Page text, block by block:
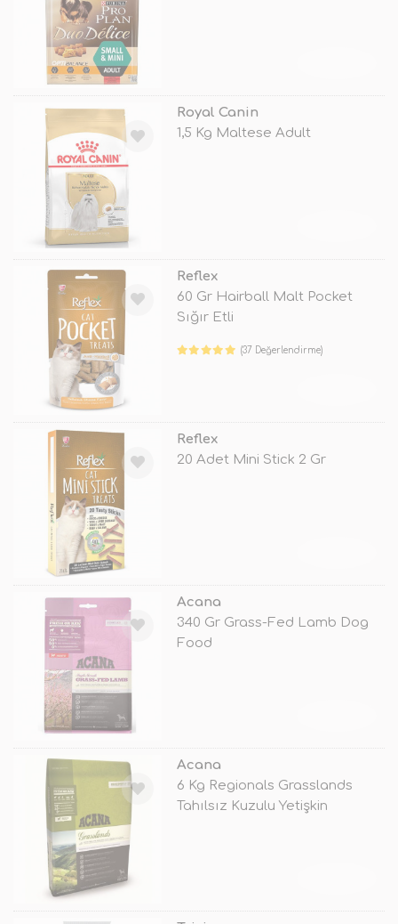
Royal Canin
1,5 Kg Maltese Adult
Reflex
60 Gr Hairball Malt Pocket
Sığır Etli
(37 Değerlendirme)
Reflex
20 Adet Mini Stick 2 Gr
Acana
340 Gr Grass-Fed Lamb Dog
Food
Acana
6 Kg Regionals Grasslands
Tahılsız Kuzulu Yetişkin